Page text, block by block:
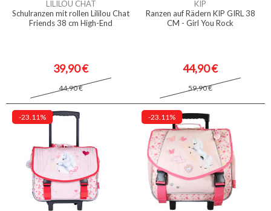
LILILOU CHAT
Schulranzen mit rollen Lililou Chat
Friends 38 cm High-End
39,90 €
44,90 €
KIP
Ranzen auf Rädern KIP GIRL 38
CM - Girl You Rock
44,90 €
59,90 €
-23.11% -23.11%